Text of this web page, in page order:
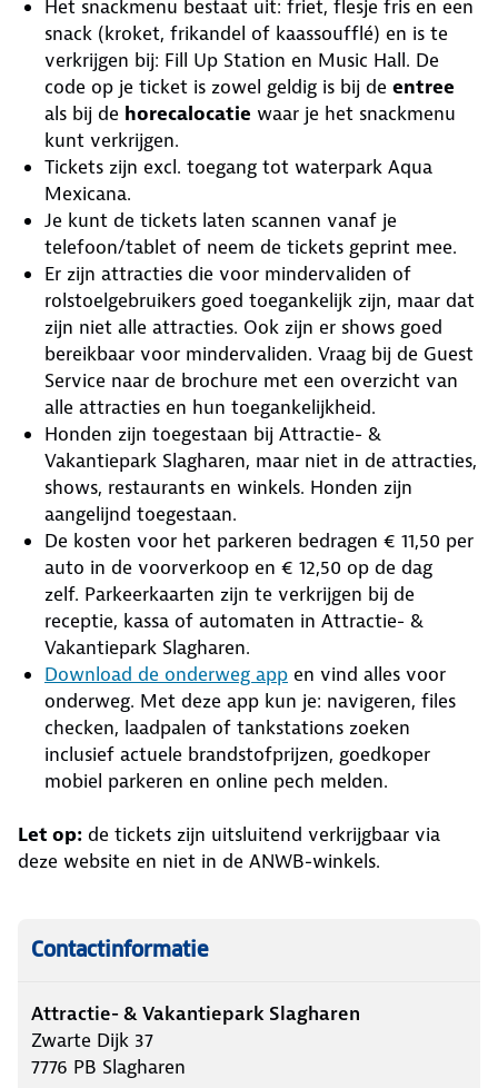
Het snackmenu bestaat uit: friet, flesje fris en een
snack (kroket, frikandel of kaassoufflé) en is te
verkrijgen bij: Fill Up Station en Music Hall. De
code op je ticket is zowel geldig is bij de entree
als bij de horecalocatie waar je het snackmenu
kunt verkrijgen.
Tickets zijn excl. toegang tot waterpark Aqua
Mexicana.
Je kunt de tickets laten scannen vanaf je
telefoon/tablet of neem de tickets geprint mee.
Er zijn attracties die voor mindervaliden of
rolstoelgebruikers goed toegankelijk zijn, maar dat
zijn niet alle attracties. Ook zijn er shows goed
bereikbaar voor mindervaliden. Vraag bij de Guest
Service naar de brochure met een overzicht van
alle attracties en hun toegankelijkheid.
Honden zijn toegestaan bij Attractie- &
Vakantiepark Slagharen, maar niet in de attracties,
shows, restaurants en winkels. Honden zijn
aangelijnd toegestaan.
De kosten voor het parkeren bedragen € 11,50 per
auto in de voorverkoop en € 12,50 op de dag
zelf. Parkeerkaarten zijn te verkrijgen bij de
receptie, kassa of automaten in Attractie- &
Vakantiepark Slagharen.
Download de onderweg app en vind alles voor
onderweg. Met deze app kun je: navigeren, files
checken, laadpalen of tankstations zoeken
inclusief actuele brandstofprijzen, goedkoper
mobiel parkeren en online pech melden.
Let op: de tickets zijn uitsluitend verkrijgbaar via
deze website en niet in de ANWB-winkels.
Contactinformatie
Attractie- & Vakantiepark Slagharen
Zwarte Dijk 37
7776 PB Slagharen